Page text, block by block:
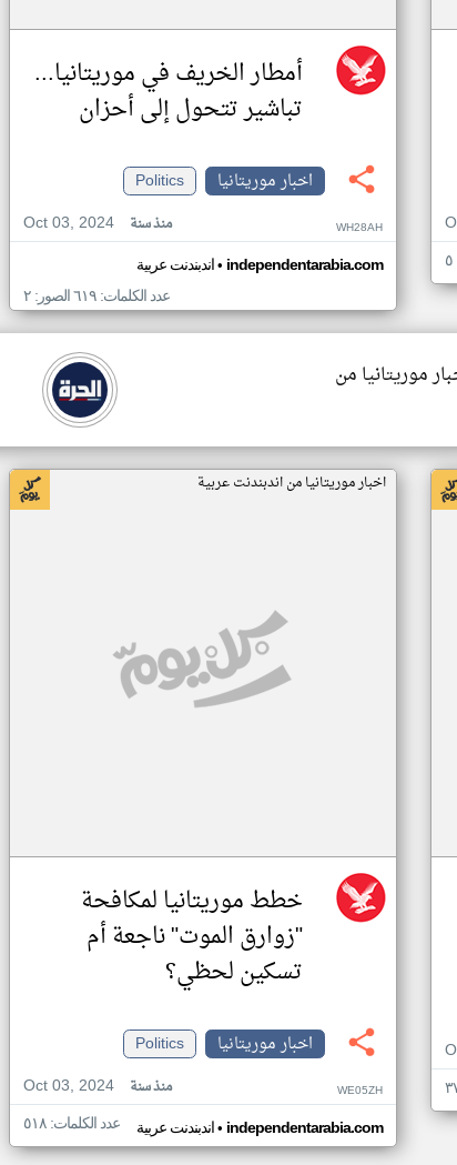
أمطار الخريف في موريتانيا...
تباشير تتحول إلى أحزان
اخبار موريتانيا
Politics
Oct 03, 2024
منذ سنة WH28AH
اندبندنت عربية• independentarabia.com
عدد الكلمات: ٦١٩ الصور: ٢
موريتانيا من
اخبار موريتانيا من اندبندنت عربية
خطط موريتانيا لمكافحة
"زوارق الموت" ناجعة أم
تسكين لحظي؟
اخبار موريتانيا
Politics
Oct 03, 2024
منذ سنة WE05ZH
اندبندنت عربية• independentarabia.com عدد الكلمات: ٥١٨